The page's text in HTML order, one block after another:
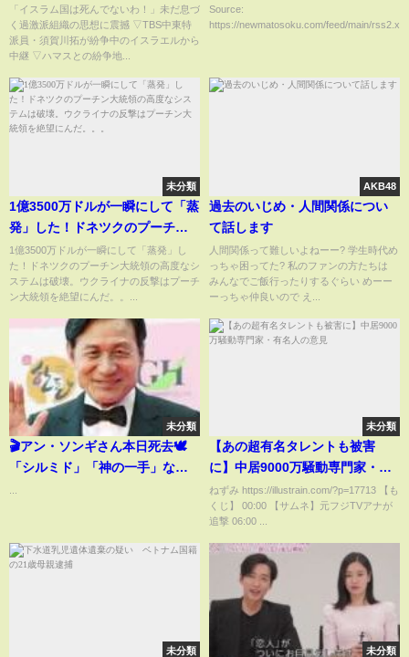
ジージャーニー 』
「イスラム国は死んでないわ！」未だ息づ
く過激派組織の思想に震撼 ▽TBS中東特
派員・須賀川拓が紛争中のイスラエルから
中継 ▽ハマスとの紛争地...
合を終わらせるｗｗｗｗｗｗｗ
ｗｗｗ（動画あり）
Source:
https://newmatosoku.com/feed/main/
未分類
1億3500万ドルが一瞬にして「蒸
発」した！ドネツクのプーチン
大統領の高度なシステムは破
壊。ウクライナの反撃はプーチ
ン大統領を絶望にんだ。。。
1億3500万ドルが一瞬にして「蒸発」し
た！ドネツクのプーチン大統領の高度なシ
ステムは破壊。ウクライナの反撃はプーチ
ン大統領を絶望にんだ。。...
AKB48
過去のいじめ・人間関係につい
て話します
人間関係って難しいよねーー? 学生時代め
っちゃ困ってた? 私のファンの方たちは
みんなでご飯行ったりするぐらい めーー
ーっちゃ仲良いので え...
未分類
🎬アン・ソンギさん本日死去🕊️
「シルミド」「神の一手」など
未分類
【あの超有名タレントも被害
に】中居9000万騒動専門家・有
名人の意見
ねずみ https://illustrain.com/?p=17713 【も
くじ】 00:00 【サムネ】元フジTVアナが
追撃 06:00 ...
未分類 未分類